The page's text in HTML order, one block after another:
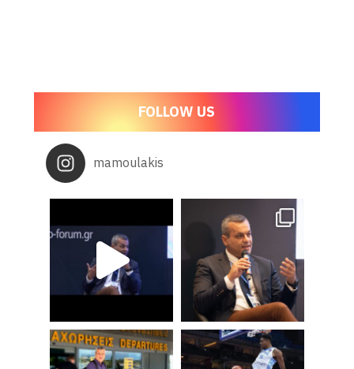
mamoulakis
FOLLOW US